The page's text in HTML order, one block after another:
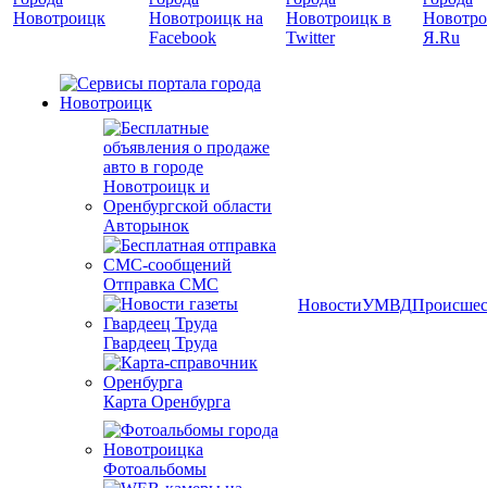
Авторынок
Отправка СМС
Гвардеец Труда
Карта Оренбурга
Фотоальбомы
НовостиУМВД